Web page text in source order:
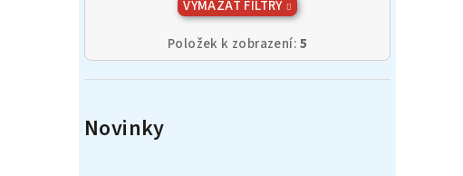
VYMAZAT FILTRY
Položek k zobrazení:5
Novinky